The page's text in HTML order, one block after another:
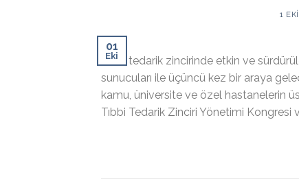
1
01
Eki
Tıbbi tedarik zincirinde etkin ve
sunucuları ile üçüncü kez bir araya
kamu, üniversite ve özel hastanelerin
Tıbbi Tedarik Zinciri Yönetimi Kongresi